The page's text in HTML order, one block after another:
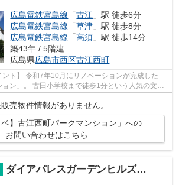
広島電鉄宮島線 「古江 」駅 徒歩6分
広島電鉄宮島線 「草津 」駅 徒歩8分
広島電鉄宮島線 「高須 」駅 徒歩14分
築43年 / 5階建
広島県広島市西区古江西町
ンが完成した
ョン」。 古田小学校まで徒歩1分という人気の文教
売物件情報がありません。
ベ】古江西町パークマンション」への
お問い合わせはこちら
ダイアパレスガーデンヒルズ古江（リノベ済）